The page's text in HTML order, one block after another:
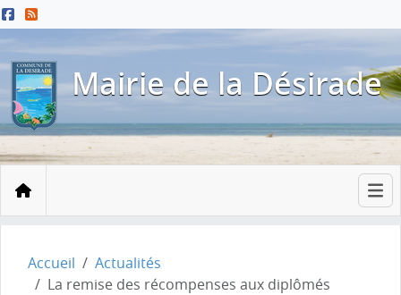
Menu principal
Contenu principal
Pied de page
Mairie de la Désirade
Accueil
Accueil
Actualités
La remise des récompenses aux diplômés